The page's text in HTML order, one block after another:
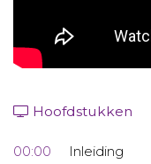
Hoofdstukken
00:00 Inleiding